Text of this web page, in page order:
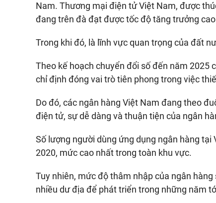
Nam. Thương mại điện tử Việt Nam, được
đang trên đà đạt được tốc độ tăng trưởng
Trong khi đó, là lĩnh vực quan trọng của đất
Theo kế hoạch chuyển đổi số đến năm 2025
chỉ định đóng vai trò tiên phong trong việc
Do đó, các ngân hàng Việt Nam đang theo
điện tử, sự dễ dàng và thuận tiện của ngân
Số lượng người dùng ứng dụng ngân hàng
2020, mức cao nhất trong toàn khu vực.
Tuy nhiên, mức độ thâm nhập của ngân
nhiều dư địa để phát triển trong những năm